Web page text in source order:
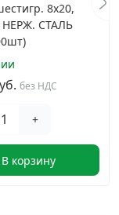
8х20,
НЕРЖ. СТАЛЬ
без НДС
+
В корзину